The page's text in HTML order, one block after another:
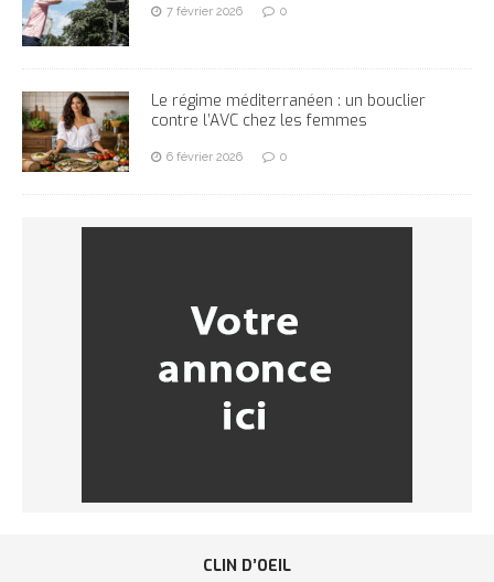
7 février 2026 0
Le régime méditerranéen : un bouclier
contre l’AVC chez les femmes
6 février 2026 0
CLIN D’OEIL